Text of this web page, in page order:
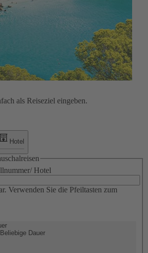
als Reiseziel eingeben.
Hotel
Hotel
Verwenden Sie die Pfeiltasten zum
Dauer